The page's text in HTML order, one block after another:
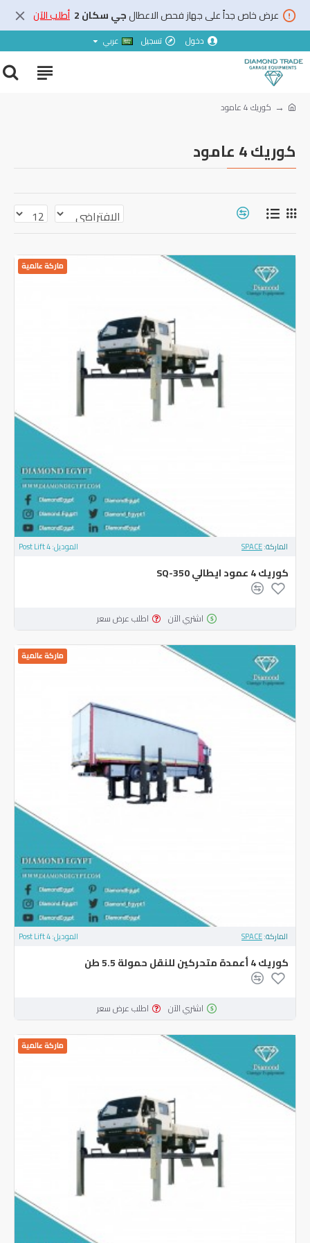
عرض خاص جداً على جهاز فحص الاعطالجي سكان 2 أطلب الآن
دخول تسجيل عربي
كوريك 4 عامود
كوريك 4 عامود
ماركة عالمية
الماركة:SPACE الموديل:4 Post Lift
كوريك 4 عمود ايطالي SQ-350
اشتري الآن اطلب عرض سعر
ماركة عالمية
الماركة:SPACE الموديل:4 Post Lift
‏كوريك ‎4‏ أعمدة متحركين للنقل حمولة ‎5.5‏ طن
اشتري الآن اطلب عرض سعر
ماركة عالمية